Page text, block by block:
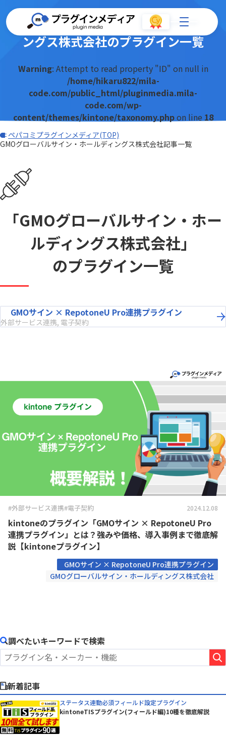
GMOグローバルサイン・ホールディ
ングス株式会社のプラグイン一覧
Warning: Attempt to read property "ID" on null in
/home/hikaru822/mila-
code.com/public_html/pluginmedia.mila-
code.com/wp-
content/themes/kintone/taxonomy.phpon line 18
ペパコミプラグインメディア(TOP)
GMOグローバルサイン・ホールディングス株式会社記事一覧
「GMOグローバルサイン・ホー
ルディングス株式会社」
のプラグイン一覧
GMOサイン × RepotoneU Pro連携プラグイン
外部サービス連携, 電子契約
#外部サービス連携#電子契約 2024.12.08
kintoneのプラグイン「GMOサイン × RepotoneU Pro
連携プラグイン」とは？強みや価格、導入事例まで徹底解
説【kintoneプラグイン】
GMOサイン × RepotoneU Pro連携プラグイン
GMOグローバルサイン・ホールディングス株式会社
調べたいキーワードで検索
新着記事
ステータス連動必須フィールド設定プラグイン
kintoneTISプラグイン(フィールド編)10種を徹底解説